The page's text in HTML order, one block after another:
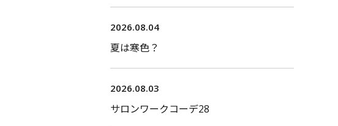
2026.08.04
夏は寒色？
2026.08.03
サロンワークコーデ28